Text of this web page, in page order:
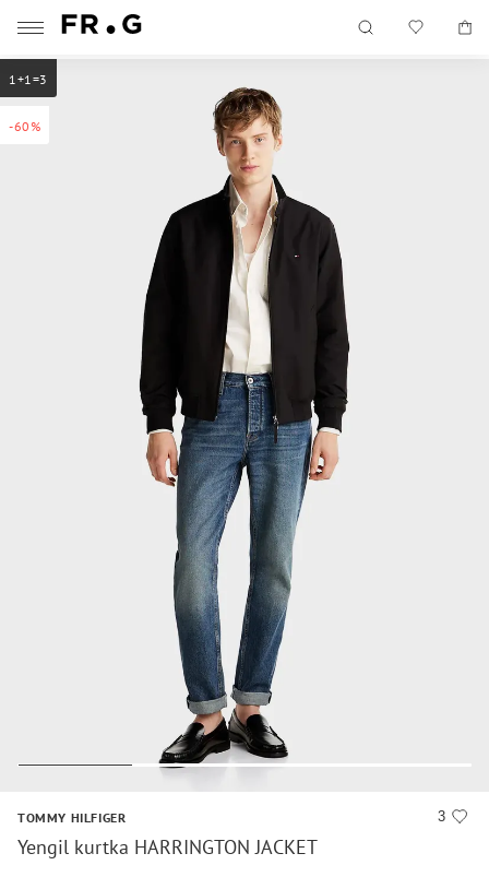
-60%
1+1=3
3
TOMMY HILFIGER
Yengil kurtka HARRINGTON JACKET